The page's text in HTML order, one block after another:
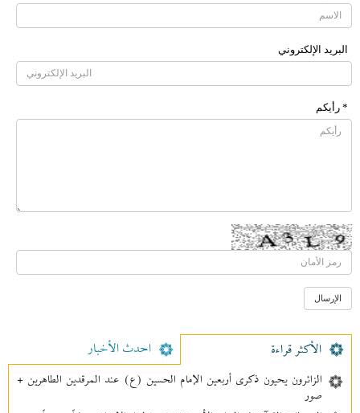
البرید الإلکتروني
* رأیکم
الأکثر قراءة احدث الأخبار
الزائرون يحيون ذكرى أربعين الإمام الحسين (ع) عند المرقدين الطاهرين +
صور